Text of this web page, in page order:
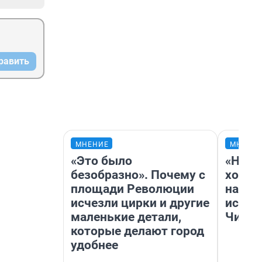
МНЕНИЕ
«Это было
безобразно». Почему с
площади Революции
исчезли цирки и другие
маленькие детали,
которые делают город
удобнее
Читы